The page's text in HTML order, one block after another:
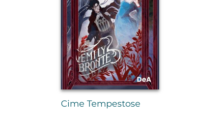
Cime Tempestose